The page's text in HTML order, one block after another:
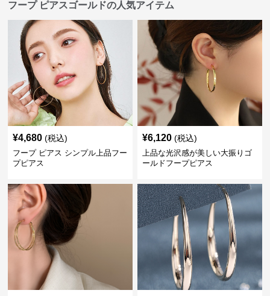
フープ ピアスゴールドの人気アイテム
¥4,680 (税込)
フープ ピアス シンプル上品フー
プピアス
¥6,120 (税込)
上品な光沢感が美しい大振りゴ
ールドフープピアス